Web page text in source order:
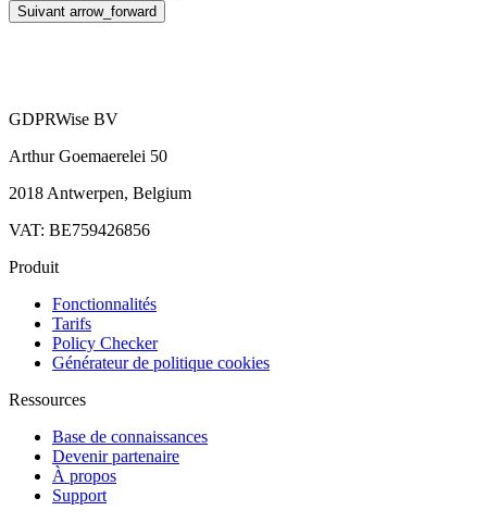
Suivant arrow_forward
GDPRWise BV
Arthur Goemaerelei 50
2018 Antwerpen, Belgium
VAT: BE759426856
Produit
Fonctionnalités
Tarifs
Policy Checker
Générateur de politique cookies
Ressources
Base de connaissances
Devenir partenaire
À propos
Support